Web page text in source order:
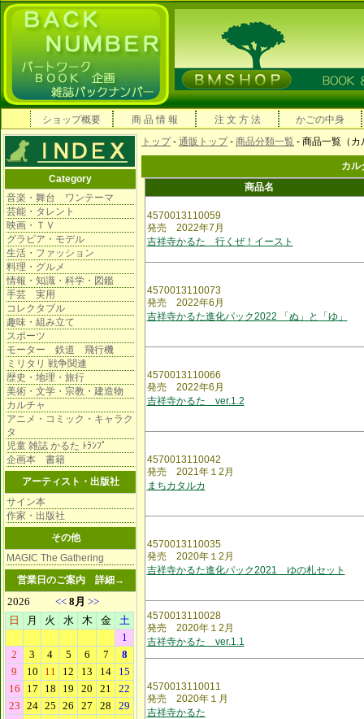
ショップ概要 商 品 情 報 注 文 方 法 かごの中身
Category
音楽・舞台 ワンテーマ
芸能・タレント
映画・ＴＶ
グラビア・モデル
生活・ファッション
料理・グルメ
情報・知識・科学・図鑑
手芸 実用
コレクタブル
趣味・組み立て
スポーツ
モーター 鉄道 飛行機
ミリタリ 戦争関連
歴史・地理・旅行
美術・文学・宗教・建造物
カルチャ
アニメ・コミック・キャラク
タ
児童 雑誌 かるた ﾄﾗﾝﾌﾟ
企画本 書籍
アーティスト・出版社
サイン本
作家・出版社
その他
MAGIC The Gathering
営業日のご案内 詳細→
トップ- 通販トップ- 商品分類一覧 - 商品一覧（
カ
商品名
4570013110059
発売 2022年7月
吉祥寺かるた 行くぜ！イースト
4570013110073
発売 2022年6月
吉祥寺かるた進化パック2022 「ぬ」と「ゆ」
4570013110066
発売 2022年6月
吉祥寺かるた ver.1.2
4570013110042
発売 2021年１2月
まちカタルカ
4570013110035
発売 2020年１2月
吉祥寺かるた進化パック2021 ゆの札セット
4570013110028
発売 2020年１2月
吉祥寺かるた ver.1.1
4570013110011
発売 2020年１月
吉祥寺かるた